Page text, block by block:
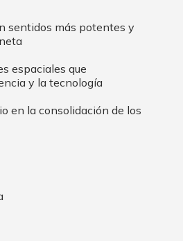
sentidos más potentes y
espaciales que
y la tecnología
en la consolidación de los